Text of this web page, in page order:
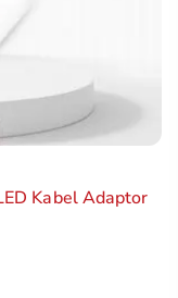
Kabel Adaptor